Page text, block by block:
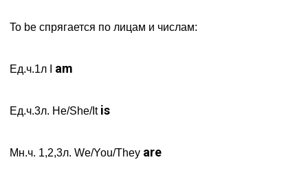
To be спрягается по лицам и числам:
Ед.ч.1л I am
Ед.ч.3л. He/She/Itis
Мн.ч. 1,2,3л. We/You/They are